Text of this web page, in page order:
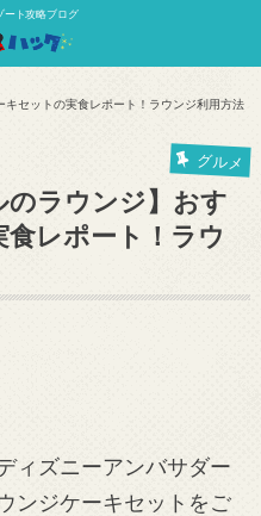
ート攻略ブログ
キセットの実食レポート！ラウンジ利用方法
グルメ
のラウンジ】おす
レポート！ラウ
ィズニーアンバサダー
ンジケーキセットをご